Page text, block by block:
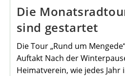
Die
sind gestartet
Die Tour „Rund um
Auftakt Nach der
Heimatverein, wie jedes Jahr